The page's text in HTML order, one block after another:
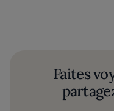
Faites